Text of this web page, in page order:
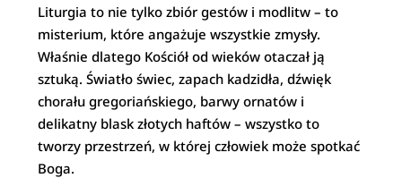
Liturgia to nie tylko zbiór gestów i modlitw – to
misterium, które angażuje wszystkie zmysły.
Właśnie dlatego Kościół od wieków otaczał ją
sztuką. Światło świec, zapach kadzidła, dźwięk
chorału gregoriańskiego, barwy ornatów i
delikatny blask złotych haftów – wszystko to
tworzy przestrzeń, w której człowiek może spotkać
Boga.